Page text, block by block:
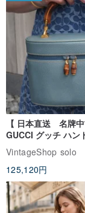
【 日本直送 名牌中
GUCCI グッチ ハン
ルー バンブー レザ
ッグ vintage ヴィン
ルド 8rhwf4
VintageShop solo
125,120円